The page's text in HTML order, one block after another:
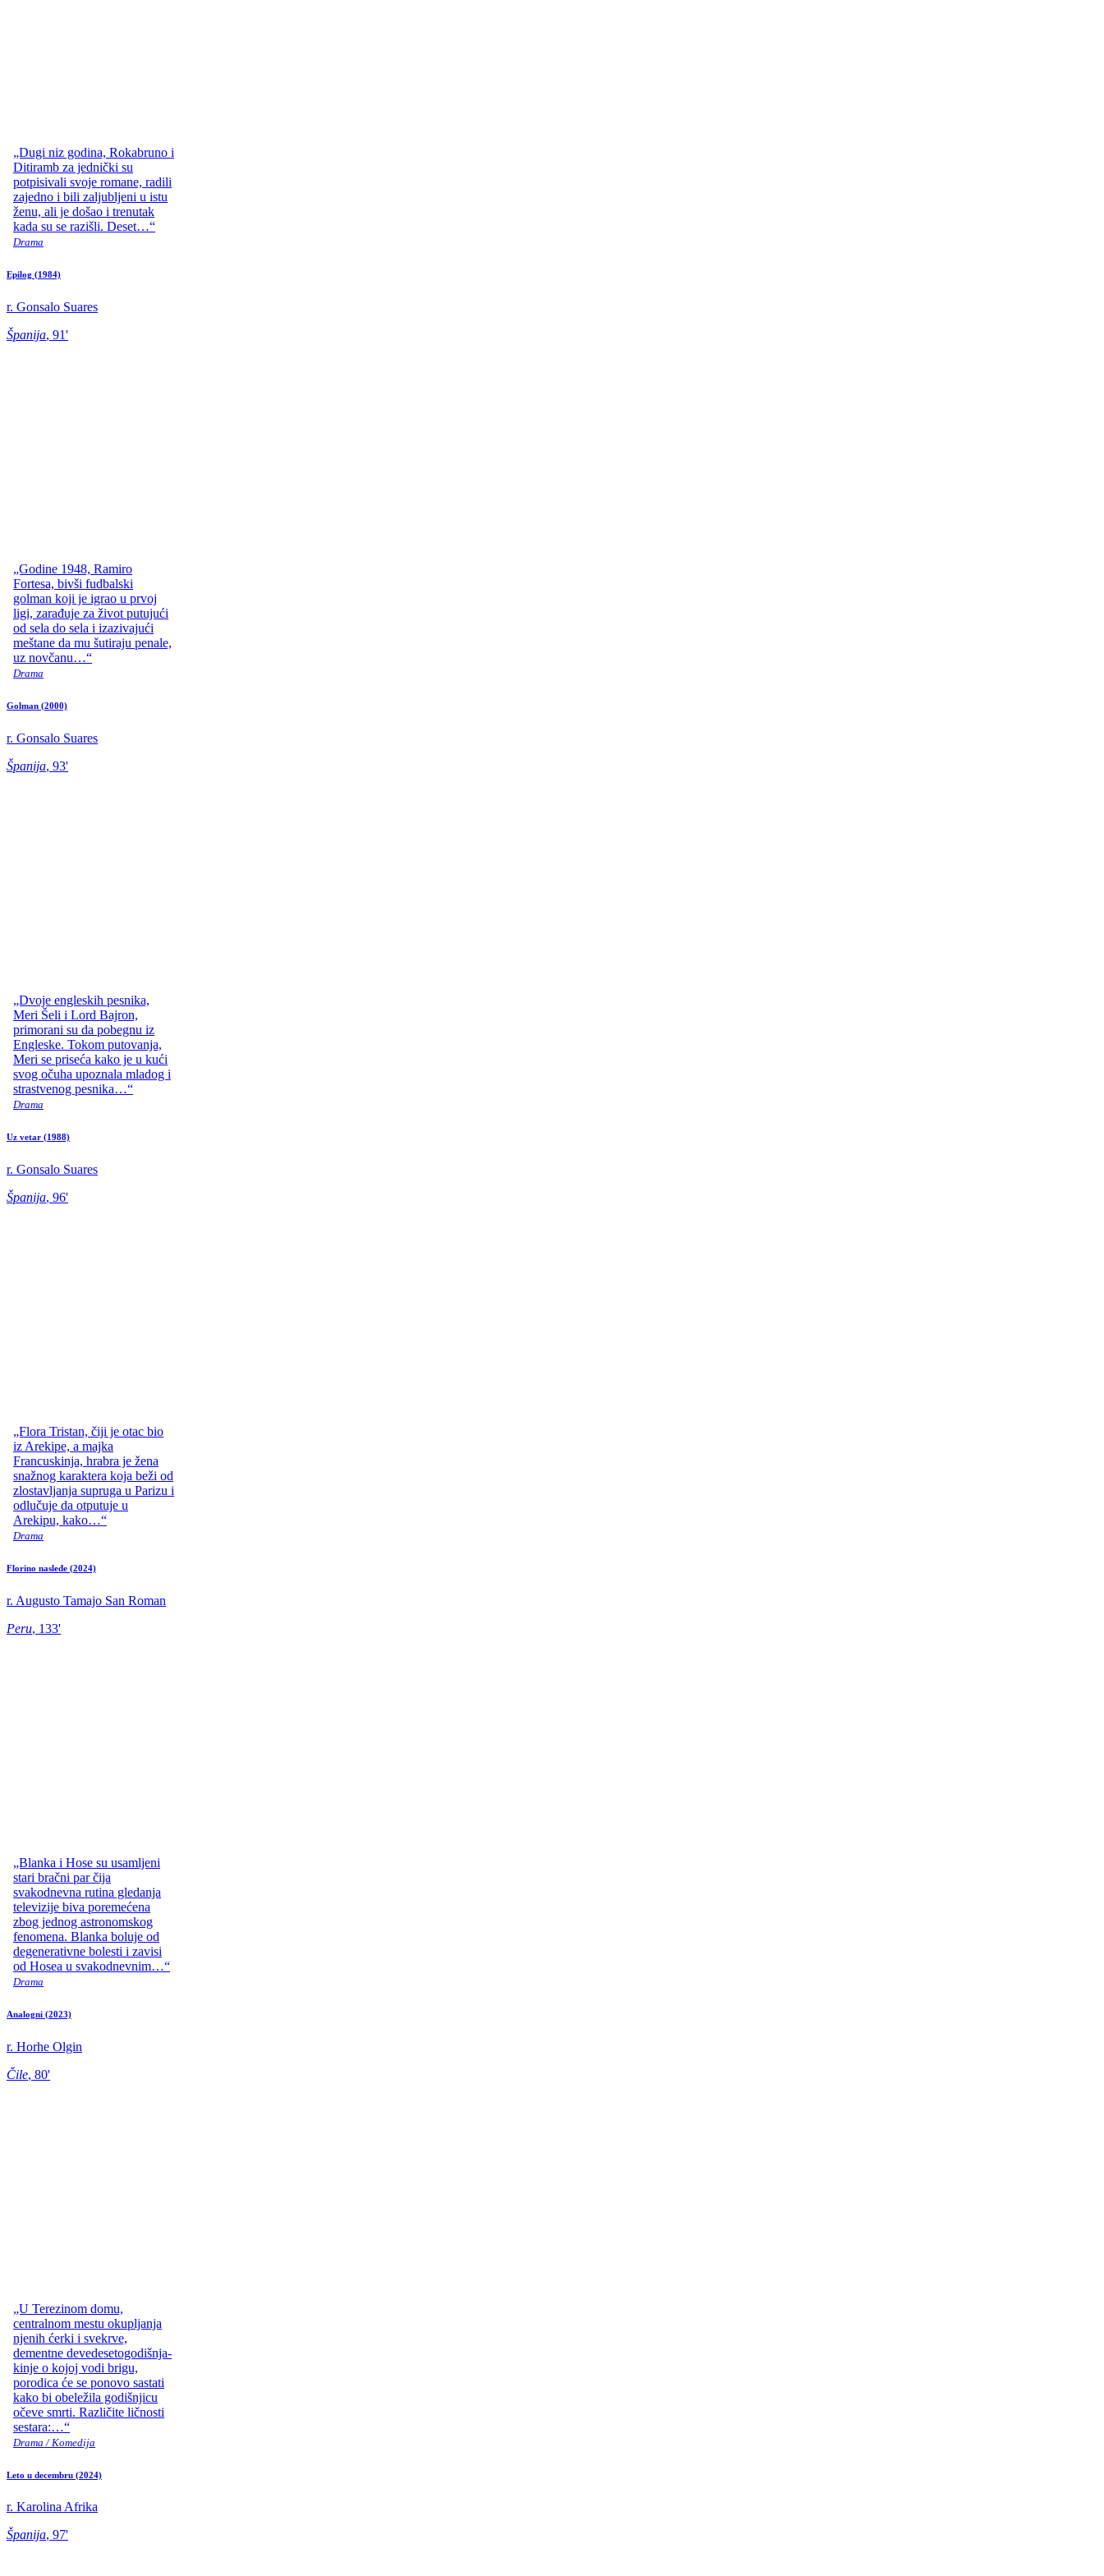
„Dugi niz godina, Rokabruno i
Ditiramb za jednički su
potpisivali svoje romane, radili
zajedno i bili zaljubljeni u istu
ženu, ali je došao i trenutak
kada su se razišli. Deset…“
Drama
Epilog (1984)
r. Gonsalo Suares
Španija, 91'
„Godine 1948, Ramiro
Fortesa, bivši fudbalski
golman koji je igrao u prvoj
ligi, zarađuje za život putujući
od sela do sela i izazivajući
meštane da mu šutiraju penale,
uz novčanu…“
Drama
Golman (2000)
r. Gonsalo Suares
Španija, 93'
„Dvoje engleskih pesnika,
Meri Šeli i Lord Bajron,
primorani su da pobegnu iz
Engleske. Tokom putovanja,
Meri se priseća kako je u kući
svog očuha upoznala mladog i
strastvenog pesnika…“
Drama
Uz vetar (1988)
r. Gonsalo Suares
Španija, 96'
„Flora Tristan, čiji je otac bio
iz Arekipe, a majka
Francuskinja, hrabra je žena
snažnog karaktera koja beži od
zlostavljanja supruga u Parizu i
odlučuje da otputuje u
Arekipu, kako…“
Drama
Florino nasleđe (2024)
r. Augusto Tamajo San Roman
Peru, 133'
„Blanka i Hose su usamljeni
stari bračni par čija
svakodnevna rutina gledanja
televizije biva poremećena
zbog jednog astronomskog
fenomena. Blanka boluje od
degenerativne bolesti i zavisi
od Hosea u svakodnevnim…“
Drama
Analogni (2023)
r. Horhe Olgin
Čile, 80'
„U Terezinom domu,
centralnom mestu okupljanja
njenih ćerki i svekrve,
dementne devedesetogodišnja-
kinje o kojoj vodi brigu,
porodica će se ponovo sastati
kako bi obeležila godišnjicu
očeve smrti. Različite ličnosti
sestara:…“
Drama / Komedija
Leto u decembru (2024)
r. Karolina Afrika
Španija, 97'